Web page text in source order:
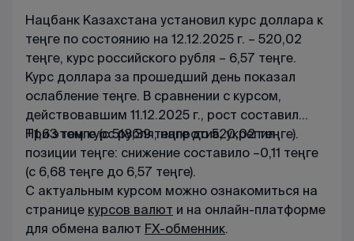
Нацбанк Казахстана установил курс доллара к
теңге по состоянию на 12.12.2025 г. – 520,02
теңге, курс российского рубля – 6,57 теңге.
Курс доллара за прошедший день показал
ослабление теңге. В сравнении с курсом,
действовавшим 11.12.2025 г., рост составил
+1,63 теңге (с 518,39 теңге до 520,02 теңге).
При этом курс рубля, напротив, укрепил
позиции теңге: снижение составило –0,11 теңге
(с 6,68 теңге до 6,57 теңге).
С актуальным курсом можно ознакомиться на
странице курсов валют и на онлайн-платформе
для обмена валют FX-обменник.